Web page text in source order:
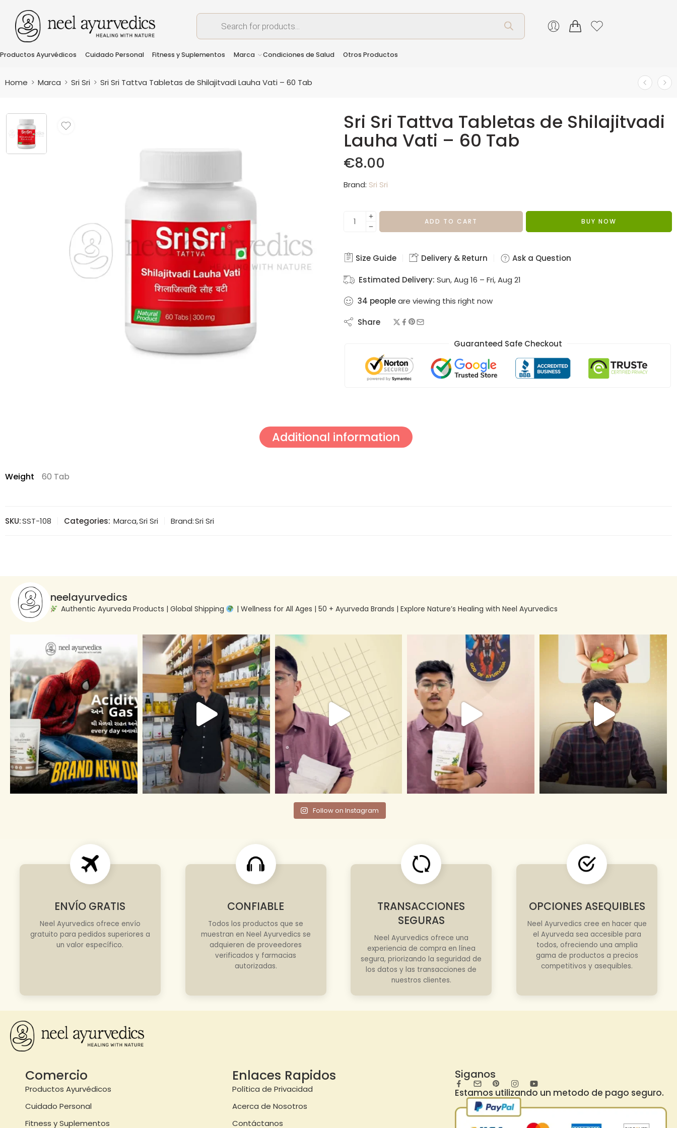
Productos Ayurvédicos Cuidado Personal Fitness y Suplementos Marca Condiciones de Salud Otros Productos
Home Marca Sri Sri Sri Sri Tattva Tabletas de Shilajitvadi Lauha Vati – 60 Tab
Sri Sri Tattva Tabletas de Shilajitvadi
Lauha Vati – 60 Tab
€8.00
Brand: Sri Sri
ADD TO CART BUY NOW
Size Guide Delivery & Return Ask a Question
Estimated Delivery: Sun, Aug 16 – Fri, Aug 21
34 peopleare viewing this right now
Share
Guaranteed Safe Checkout
Additional information
Weight 60 Tab
SKU:SST-108 Categories: Marca,Sri Sri Brand:Sri Sri
neelayurvedics
Authentic Ayurveda Products | Global Shipping | Wellness for All Ages | 50 + Ayurveda Brands | Explore Nature’s Healing with Neel Ayurvedics
Follow on Instagram
ENVÍO GRATIS
Neel Ayurvedics ofrece envío
gratuito para pedidos superiores a
un valor específico.
CONFIABLE
Todos los productos que se
muestran en Neel Ayurvedics se
adquieren de proveedores
verificados y farmacias
autorizadas.
TRANSACCIONES
SEGURAS
Neel Ayurvedics ofrece una
experiencia de compra en línea
segura, priorizando la seguridad de
los datos y las transacciones de
nuestros clientes.
OPCIONES ASEQUIBLES
Neel Ayurvedics cree en hacer que
el Ayurveda sea accesible para
todos, ofreciendo una amplia
gama de productos a precios
competitivos y asequibles.
Comercio
Productos Ayurvédicos
Cuidado Personal
Fitness y Suplementos
Enlaces Rapidos
Política de Privacidad
Acerca de Nosotros
Contáctanos
Siganos
Estamos utilizando un metodo de pago seguro.